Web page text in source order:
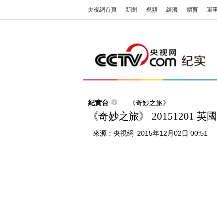
央視網首頁 新聞 視頻 經濟 體育 軍
紀實台 《奇妙之旅》
《奇妙之旅》 20151201 英
來源： 央視網 2015年12月02日 00:51